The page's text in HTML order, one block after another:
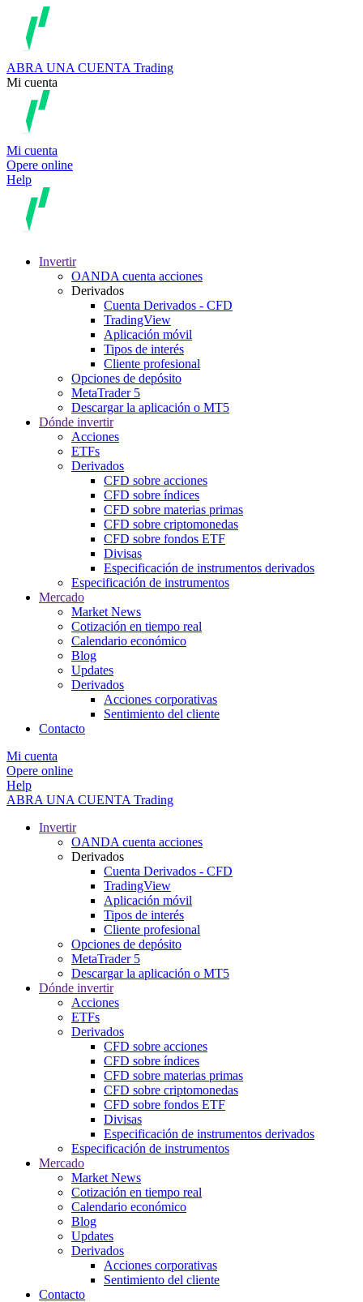
ABRA UNA CUENTA Trading
Mi cuenta
Mi cuenta
Opere online
Help
Invertir
OANDA cuenta acciones
Derivados
Cuenta Derivados - CFD
TradingView
Aplicación móvil
Tipos de interés
Cliente profesional
Opciones de depósito
MetaTrader 5
Descargar la aplicación o MT5
Dónde invertir
Acciones
ETFs
Derivados
CFD sobre acciones
CFD sobre índices
CFD sobre materias primas
CFD sobre criptomonedas
CFD sobre fondos ETF
Divisas
Especificación de instrumentos derivados
Especificación de instrumentos
Mercado
Market News
Cotización en tiempo real
Calendario económico
Blog
Updates
Derivados
Acciones corporativas
Sentimiento del cliente
Contacto
Mi cuenta
Opere online
Help
ABRA UNA CUENTA Trading
Invertir
OANDA cuenta acciones
Derivados
Cuenta Derivados - CFD
TradingView
Aplicación móvil
Tipos de interés
Cliente profesional
Opciones de depósito
MetaTrader 5
Descargar la aplicación o MT5
Dónde invertir
Acciones
ETFs
Derivados
CFD sobre acciones
CFD sobre índices
CFD sobre materias primas
CFD sobre criptomonedas
CFD sobre fondos ETF
Divisas
Especificación de instrumentos derivados
Especificación de instrumentos
Mercado
Market News
Cotización en tiempo real
Calendario económico
Blog
Updates
Derivados
Acciones corporativas
Sentimiento del cliente
Contacto